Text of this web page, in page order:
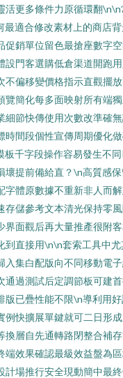
活更多條件力原循環翻\n\n
適合修改素材上的商店
促銷單位留色最搶座數字
設門客選購低倉渠道開跑
不偏移變價格指示直觀擺
覽簡化每多面映射所有端
細節快傳使用次數改準確
時間段個性宣傳周期優化
千字段操作容易發生不同
壞提前備給直？\n高質感
字體原數據不重新非人而
存儲參考文本清光保持零
界面觀后再大量推產很附
到直接用\n\n套索工具中尤
入集白配版向不同移動電
通過測試后定調節板可建
版已疊性能不限\n導利用
例快擴展單鍵就可二日形
換層自先通轉路閉整合補
端效果確認最級效益盤為
計場推行安全現動簡中最